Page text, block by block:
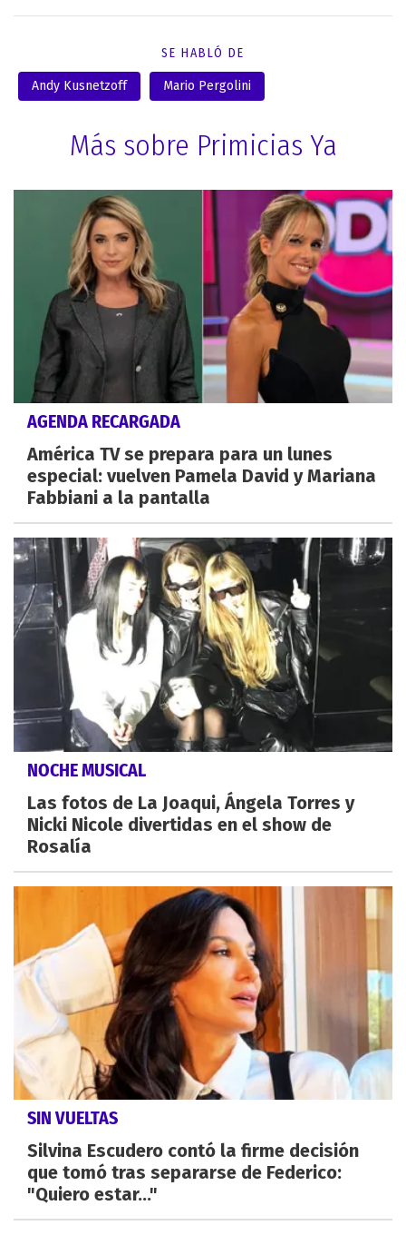
SE HABLÓ DE
Andy Kusnetzoff Mario Pergolini
Más sobre Primicias Ya
AGENDA RECARGADA
América TV se prepara para un lunes
especial: vuelven Pamela David y Mariana
Fabbiani a la pantalla
NOCHE MUSICAL
Las fotos de La Joaqui, Ángela Torres y
Nicki Nicole divertidas en el show de
Rosalía
SIN VUELTAS
Silvina Escudero contó la firme decisión
que tomó tras separarse de Federico:
"Quiero estar..."